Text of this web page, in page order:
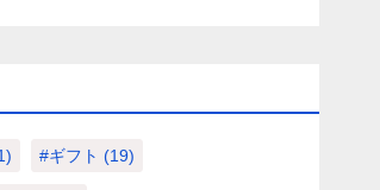
#ギフト (19)